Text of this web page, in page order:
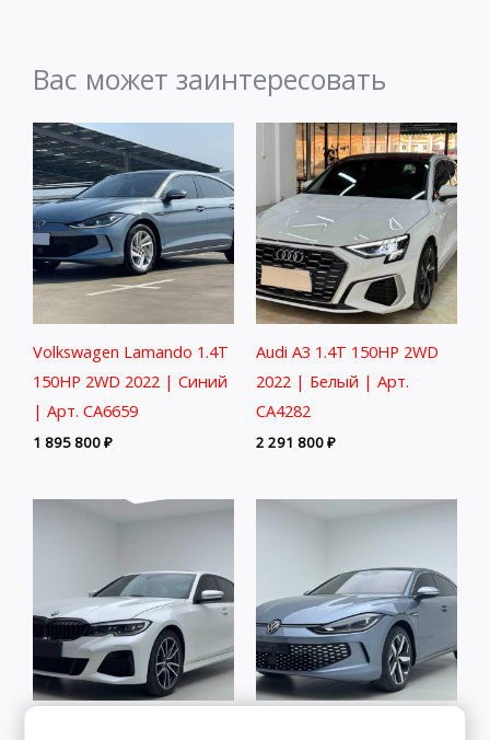
Вас может заинтересовать
Volkswagen Lamando 1.4T
150HP 2WD 2022 | Синий
| Арт. CA6659
1 895 800₽
Audi A3 1.4T 150HP 2WD
2022 | Белый | Арт.
CA4282
2 291 800₽